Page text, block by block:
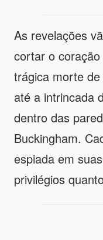
As revelações
cortar o
trágica morte
até a intrincada
dentro das
Buckingham.
espiada em
privilégios